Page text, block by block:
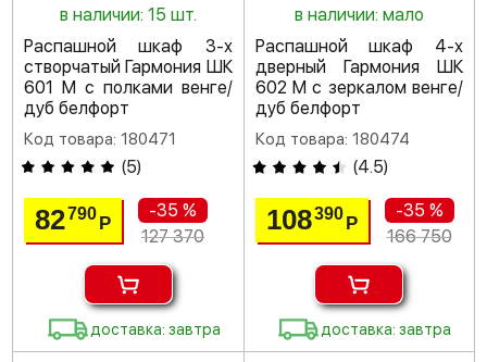
в наличии: 15 шт.
Распашной шкаф 3-х
створчатый Гармония ШК
601 М с полками венге/
дуб белфорт
Код товара: 180471
(5)
82790Р
-35 %
127 370
доставка: завтра
в наличии: мало
Распашной шкаф 4-х
дверный Гармония ШК
602 М с зеркалом венге/
дуб белфорт
Код товара: 180474
(4.5)
108390 Р
-35 %
166 750
доставка: завтра